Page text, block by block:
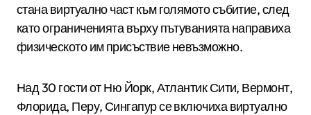
стана виртуално част към голямото събитие, след
като ограниченията върху пътуванията направиха
физическото им присъствие невъзможно.
Над 30 гости от Ню Йорк, Атлантик Сити, Вермонт,
Флорида, Перу, Сингапур се включиха виртуално